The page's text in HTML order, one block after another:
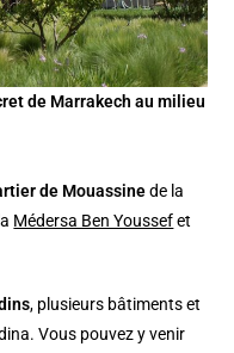
de Marrakech au milieu
de Mouassinede la
Médersa Ben Youssefet
, plusieurs bâtiments et
Vous pouvez y venir